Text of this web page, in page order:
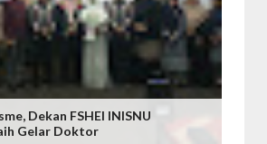
Dekan FSHEI INISNU
Gelar Doktor